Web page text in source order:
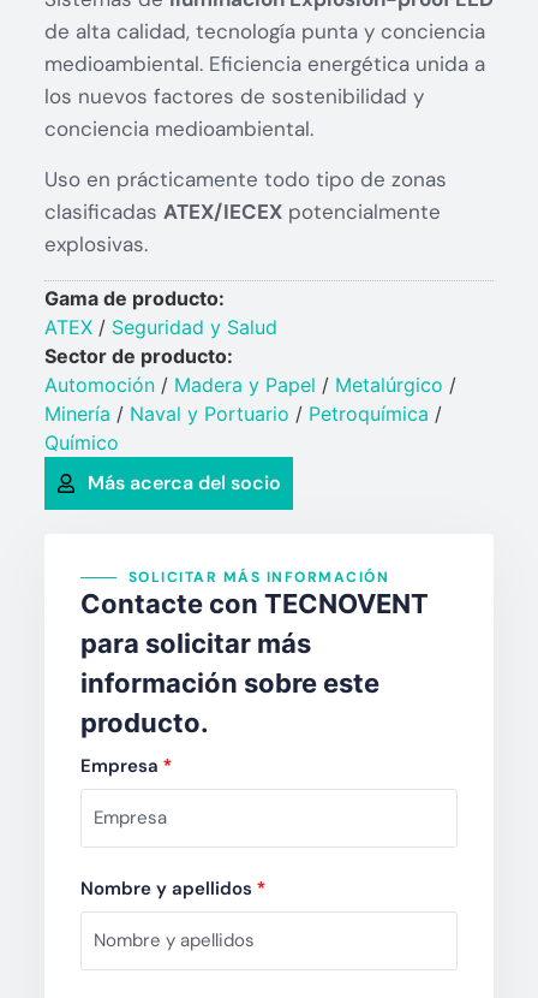
de alta calidad, tecnología punta y conciencia
medioambiental. Eficiencia energética unida a
los nuevos factores de sostenibilidad y
conciencia medioambiental.
Uso en prácticamente todo tipo de zonas
clasificadas ATEX/IECEXpotencialmente
explosivas.
Gama de producto:
ATEX/ Seguridad y Salud
Sector de producto:
Automoción/ Madera y Papel / Metalúrgico /
Minería / Naval y Portuario​ / Petroquímica​ /
Químico​
Más acerca del socio
SOLICITAR MÁS INFORMACIÓN
Contacte con TECNOVENT
para solicitar más
información sobre este
producto.
Empresa *
Nombre y apellidos *